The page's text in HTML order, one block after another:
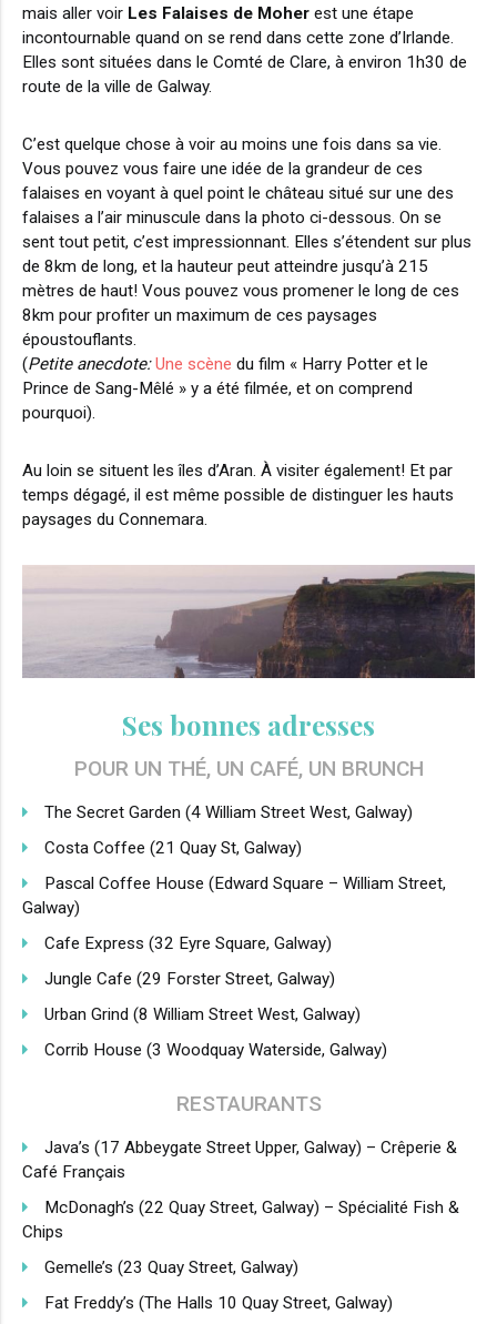
mais aller voir Les Falaises de Moher est une étape
incontournable quand on se rend dans cette zone d’Irlande.
Elles sont situées dans le Comté de Clare, à environ 1h30 de
route de la ville de Galway.
C’est quelque chose à voir au moins une fois dans sa vie.
Vous pouvez vous faire une idée de la grandeur de ces
falaises en voyant à quel point le château situé sur une des
falaises a l’air minuscule dans la photo ci-dessous. On se
sent tout petit, c’est impressionnant. Elles s’étendent sur plus
de 8km de long, et la hauteur peut atteindre jusqu’à 215
mètres de haut! Vous pouvez vous promener le long de ces
8km pour profiter un maximum de ces paysages
époustouflants.
(Petite anecdote: Une scène du film « Harry Potter et le
Prince de Sang-Mêlé » y a été filmée, et on comprend
pourquoi).
Au loin se situent les îles d’Aran. À visiter également! Et par
temps dégagé, il est même possible de distinguer les hauts
paysages du Connemara.
Ses bonnes adresses
POUR UN THÉ, UN CAFÉ, UN BRUNCH
The Secret Garden (4 William Street West, Galway)
Costa Coffee (21 Quay St, Galway)
Pascal Coffee House (Edward Square – William Street,
Galway)
Cafe Express (32 Eyre Square, Galway)
Jungle Cafe (29 Forster Street, Galway)
Urban Grind (8 William Street West, Galway)
Corrib House (3 Woodquay Waterside, Galway)
RESTAURANTS
Java’s (17 Abbeygate Street Upper, Galway) – Crêperie &
Café Français
McDonagh’s (22 Quay Street, Galway) – Spécialité Fish &
Chips
Gemelle’s (23 Quay Street, Galway)
Fat Freddy’s (The Halls 10 Quay Street, Galway)